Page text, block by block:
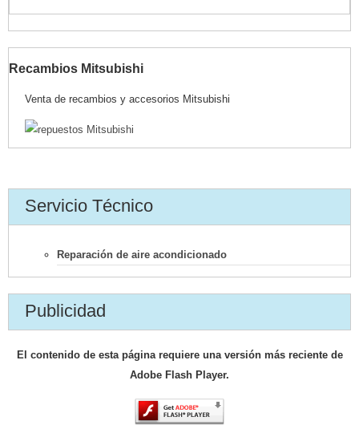
Recambios Mitsubishi
Venta de recambios y accesorios Mitsubishi
Servicio Técnico
Reparación de aire acondicionado
Publicidad
El contenido de esta página requiere una versión más reciente de
Adobe Flash Player.